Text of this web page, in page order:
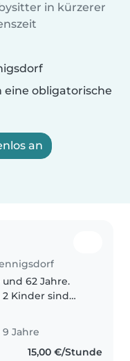
in kürzerer
eine obligatorische
an
62 Jahre.
Kinder sind
Minijob und
im
erlernter Beruf
Jahre
15,00 €/Stunde